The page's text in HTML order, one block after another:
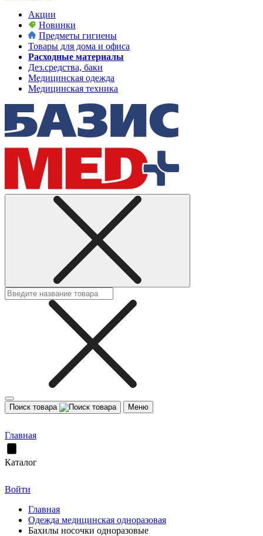
Акции
Новинки
Предметы гигиены
Товары для дома и офиса
Расходные материалы
Дез.средства, баки
Медицинская одежда
Медицинская техника
Поиск товара Меню
Главная
Каталог
Войти
Главная
Одежда медицинская одноразовая
Бахилы носочки одноразовые